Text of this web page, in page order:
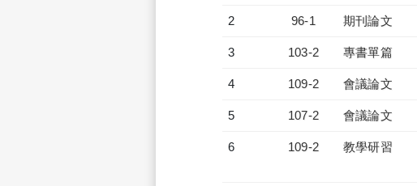
2 96-1 期刊論文
3 103-2 專書單篇
4 109-2 會議論文
5 107-2 會議論文
6 109-2 教學研習